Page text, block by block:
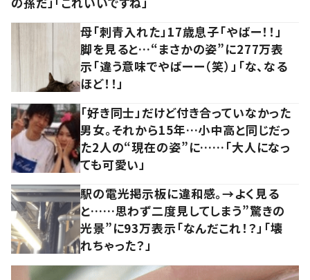
母「刺青入れた」17歳息子「やばー！！」
脚を見ると…“まさかの姿”に277万表
示「違う意味でやばーー（笑）」「な、なる
ほど！！」
「好き同士」だけど付き合っていなかった
男女。それから15年…小中高と同じだっ
た2人の“現在の姿”に……「大人になっ
ても可愛い」
駅の電光掲示板に違和感。→よく見る
と……思わず二度見してしまう”驚きの
光景”に93万表示「なんだこれ！？」「壊
れちゃった？」